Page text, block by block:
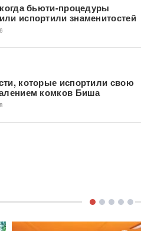
бьюти-процедуры
испортили знаменитостей
которые испортили свою
комков Биша